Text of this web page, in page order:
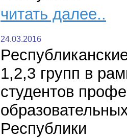
читать далее..
24.03.2016
1,2,3 групп в
студентов
Республики